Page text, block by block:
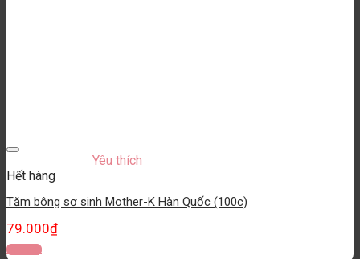
Yêu thích
Hết hàng
Tăm bông sơ sinh Mother-K Hàn Quốc (100c)
79.000₫
Đọc tiếp